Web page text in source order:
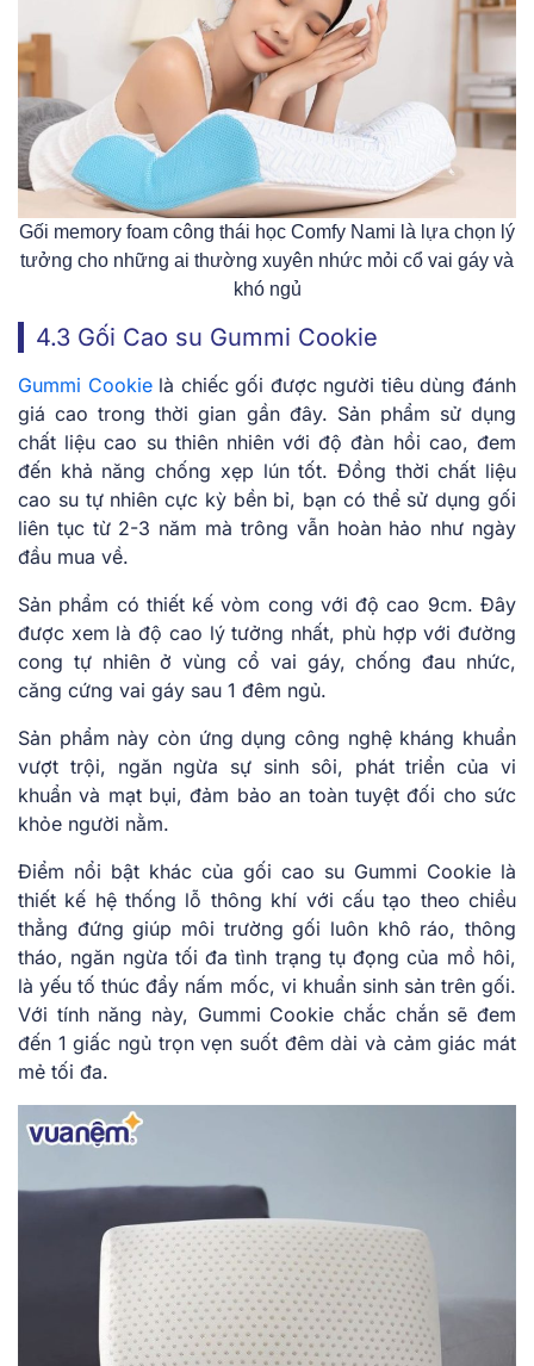
Gối memory foam công thái học Comfy Nami là lựa chọn lý
tưởng cho những ai thường xuyên nhức mỏi cổ vai gáy và
khó ngủ
4.3 Gối Cao su Gummi Cookie
Gummi Cookielà chiếc gối được người tiêu dùng đánh
giá cao trong thời gian gần đây. Sản phẩm sử dụng
chất liệu cao su thiên nhiên với độ đàn hồi cao, đem
đến khả năng chống xẹp lún tốt. Đồng thời chất liệu
cao su tự nhiên cực kỳ bền bỉ, bạn có thể sử dụng gối
liên tục từ 2-3 năm mà trông vẫn hoàn hảo như ngày
đầu mua về.
Sản phẩm có thiết kế vòm cong với độ cao 9cm. Đây
được xem là độ cao lý tưởng nhất, phù hợp với đường
cong tự nhiên ở vùng cổ vai gáy, chống đau nhức,
căng cứng vai gáy sau 1 đêm ngủ.
Sản phẩm này còn ứng dụng công nghệ kháng khuẩn
vượt trội, ngăn ngừa sự sinh sôi, phát triển của vi
khuẩn và mạt bụi, đảm bảo an toàn tuyệt đối cho sức
khỏe người nằm.
Điểm nổi bật khác của gối cao su Gummi Cookie là
thiết kế hệ thống lỗ thông khí với cấu tạo theo chiều
thẳng đứng giúp môi trường gối luôn khô ráo, thông
tháo, ngăn ngừa tối đa tình trạng tụ đọng của mồ hôi,
là yếu tố thúc đẩy nấm mốc, vi khuẩn sinh sản trên gối.
Với tính năng này, Gummi Cookie chắc chắn sẽ đem
đến 1 giấc ngủ trọn vẹn suốt đêm dài và cảm giác mát
mẻ tối đa.